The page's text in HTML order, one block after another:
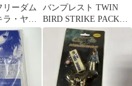
リーダム
・ヤマ
２枚セ
バンプレスト TWIN
BIRD STRIKE PACK
SRWOG:FAF-EX2&EX3
ボｰクスSR限定 スｰパｰ
ロボット大戦
ORIGINALGENERATIO